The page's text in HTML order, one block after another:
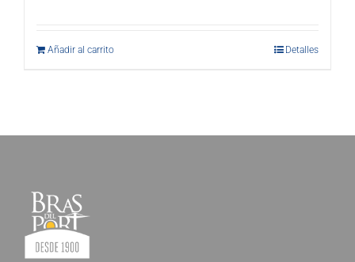
Añadir al carrito Detalles